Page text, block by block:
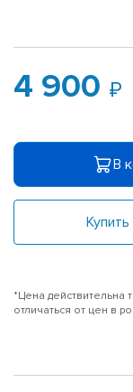
4 900
В
Купить
*Цена действительна
отличаться от цен в